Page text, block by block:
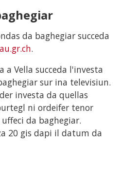
da baghegiar succeda
.
a Vella succeda l'investa
sur ina televisiun.
investa da quellas
ni ordeifer tenor
da baghegiar.
20 gis dapi il datum da